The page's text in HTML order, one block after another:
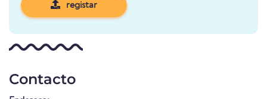
registar
Contacto